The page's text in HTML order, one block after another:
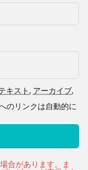
キスト, アーカイブ,
のリンクは自動的に